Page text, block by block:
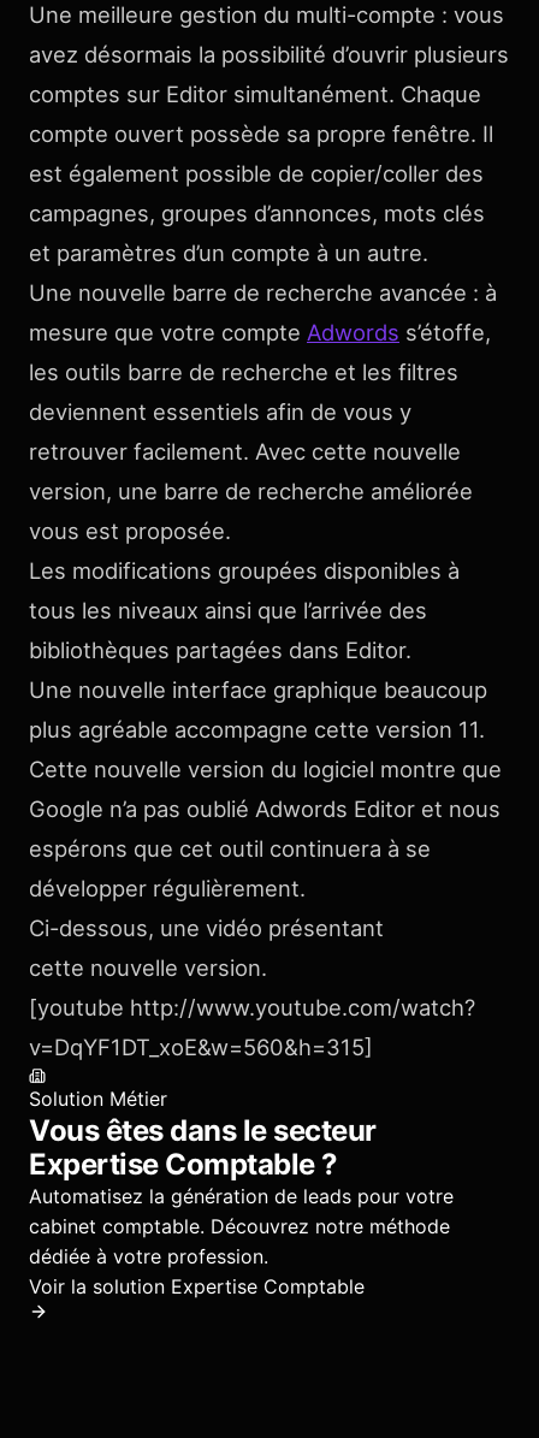
Une meilleure gestion du multi-compte : vous
avez désormais la possibilité d’ouvrir plusieurs
comptes sur Editor simultanément. Chaque
compte ouvert possède sa propre fenêtre. Il
est également possible de copier/coller des
campagnes, groupes d’annonces, mots clés
et paramètres d’un compte à un autre.
Une nouvelle barre de recherche avancée : à
mesure que votre compte Adwords s’étoffe,
les outils barre de recherche et les filtres
deviennent essentiels afin de vous y
retrouver facilement. Avec cette nouvelle
version, une barre de recherche améliorée
vous est proposée.
Les modifications groupées disponibles à
tous les niveaux ainsi que l’arrivée des
bibliothèques partagées dans Editor.
Une nouvelle interface graphique beaucoup
plus agréable accompagne cette version 11.
Cette nouvelle version du logiciel montre que
Google n’a pas oublié Adwords Editor et nous
espérons que cet outil continuera à se
développer régulièrement.
Ci-dessous, une vidéo présentant
cette nouvelle version.
[youtube http://www.youtube.com/watch?
v=DqYF1DT_xoE&w=560&h=315]
Solution Métier
Vous êtes dans le secteur
Expertise Comptable?
Automatisez la génération de leads pour votre
cabinet comptable. Découvrez notre méthode
dédiée à votre profession.
Voir la solution Expertise Comptable